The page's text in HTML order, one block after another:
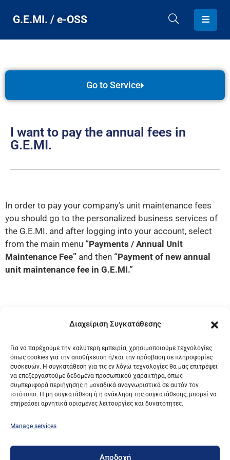
Διαχείριση Συγκατάθεσης
Για να παρέχουμε την καλύτερη εμπειρία, χρησιμοποιούμε τεχνολογίες
όπως cookies για την αποθήκευση ή/και την πρόσβαση σε πληροφορίες
συσκευών. Η συγκατάθεση για τις εν λόγω τεχνολογίες θα μας επιτρέψει
να επεξεργαστούμε δεδομένα προσωπικού χαρακτήρα, όπως
συμπεριφορά περιήγησης ή μοναδικά αναγνωριστικά σε αυτόν τον
ιστότοπο. Η μη συγκατάθεση ή η ανάκληση της συγκατάθεσης, μπορεί να
επηρεάσει αρνητικά ορισμένες λειτουργίες και δυνατότητες.
Manage services
Αποδοχή
G.E.MI. / e-OSS
G.E.MI.
CONTACT
ENGLISH
Go to Service
I want to pay the annual fees in
G.E.MI.
In order to pay your company’s unit maintenance fees
you should go to the personalized business services of
the G.E.MI. and after logging into your account, select
from the main menu “Payments / Annual Unit
Maintenance Fee” and then “Payment of new annual
unit maintenance fee in G.E.MI.”